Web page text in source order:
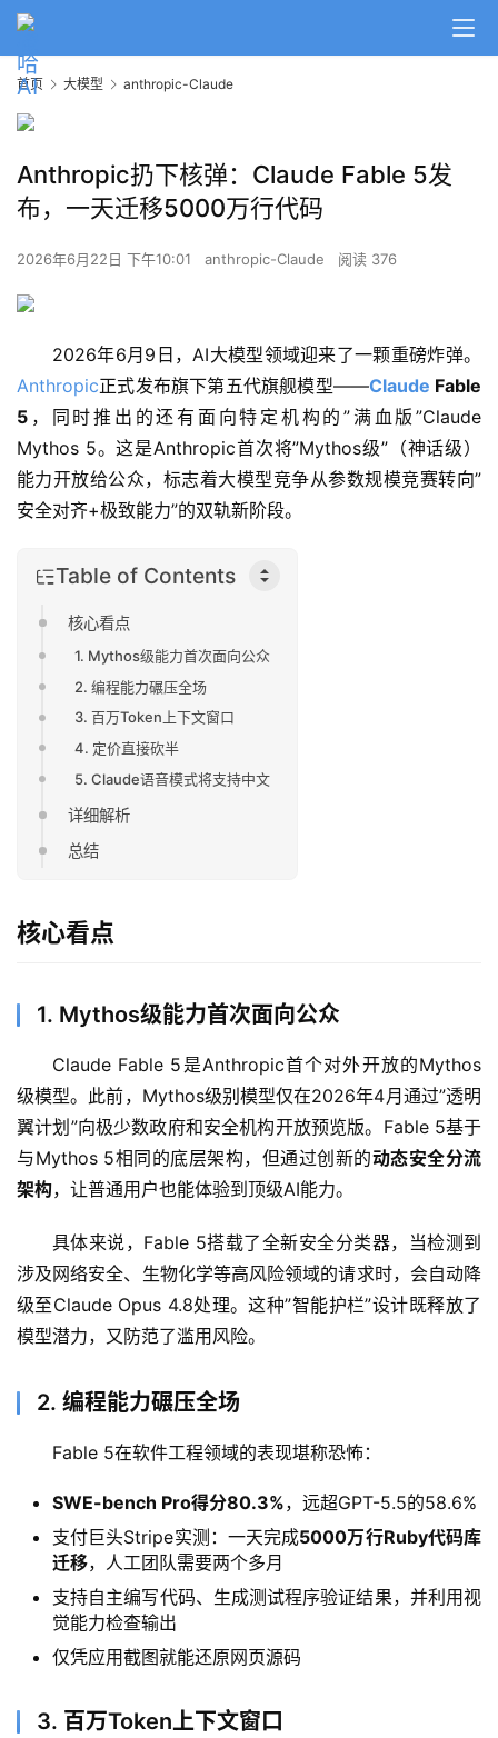
首页 大模型 anthropic-Claude
Anthropic扔下核弹：Claude Fable 5发
布，一天迁移5000万行代码
2026年6月22日 下午10:01 anthropic-Claude 阅读 376
2026年6月9日，AI大模型领域迎来了一颗重磅炸弹。
Anthropic正式发布旗下第五代旗舰模型——Claude Fable
5 ，同时推出的还有面向特定机构的”满血版”Claude
Mythos 5。这是Anthropic首次将”Mythos级”（神话级）
能力开放给公众，标志着大模型竞争从参数规模竞赛转向”
安全对齐+极致能力”的双轨新阶段。
Table of Contents
核心看点
1. Mythos级能力首次面向公众
2. 编程能力碾压全场
3. 百万Token上下文窗口
4. 定价直接砍半
5. Claude语音模式将支持中文
详细解析
总结
核心看点
1. Mythos级能力首次面向公众
Claude Fable 5是Anthropic首个对外开放的Mythos
级模型。此前，Mythos级别模型仅在2026年4月通过”透明
翼计划”向极少数政府和安全机构开放预览版。Fable 5基于
与Mythos 5相同的底层架构，但通过创新的动态安全分流
架构，让普通用户也能体验到顶级AI能力。
具体来说，Fable 5搭载了全新安全分类器，当检测到
涉及网络安全、生物化学等高风险领域的请求时，会自动降
级至Claude Opus 4.8处理。这种”智能护栏”设计既释放了
模型潜力，又防范了滥用风险。
2. 编程能力碾压全场
Fable 5在软件工程领域的表现堪称恐怖：
SWE-bench Pro得分80.3%，远超GPT-5.5的58.6%
支付巨头Stripe实测：一天完成5000万行Ruby代码库
迁移，人工团队需要两个多月
支持自主编写代码、生成测试程序验证结果，并利用视
觉能力检查输出
仅凭应用截图就能还原网页源码
3. 百万Token上下文窗口